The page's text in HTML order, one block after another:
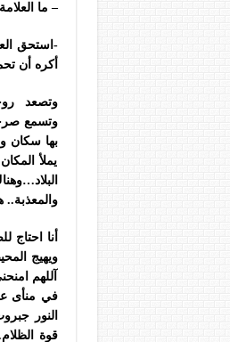
– ما
-استحق
أكره أن
وتصعد
وتسمع
بها سكان
يملأ
أنا احتاج
ويهيج
آللهم
في منأى
النور
قوة